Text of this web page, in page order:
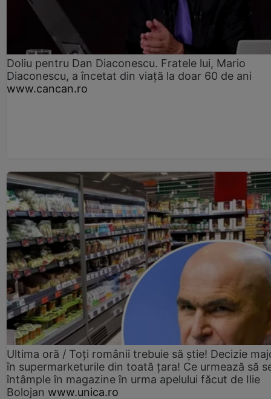
Doliu pentru Dan Diaconescu. Fratele lui, Mario
Diaconescu, a încetat din viață la doar 60 de ani
www.cancan.ro
Ultima oră / Toți românii trebuie să știe! Decizie
în supermarketurile din toată țara! Ce urmează să
întâmple în magazine în urma apelului făcut de Ilie
Bolojan www.unica.ro